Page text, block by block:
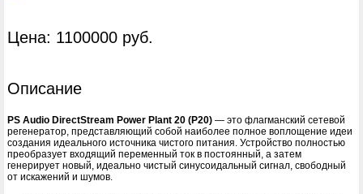
Цена: 1100000 руб.
Описание
PS Audio DirectStream Power Plant 20 (P20) — это флагманский сетевой
регенератор, представляющий собой наиболее полное воплощение идеи
создания идеального источника чистого питания. Устройство полностью
преобразует входящий переменный ток в постоянный, а затем
генерирует новый, идеально чистый синусоидальный сигнал, свободный
от искажений и шумов.